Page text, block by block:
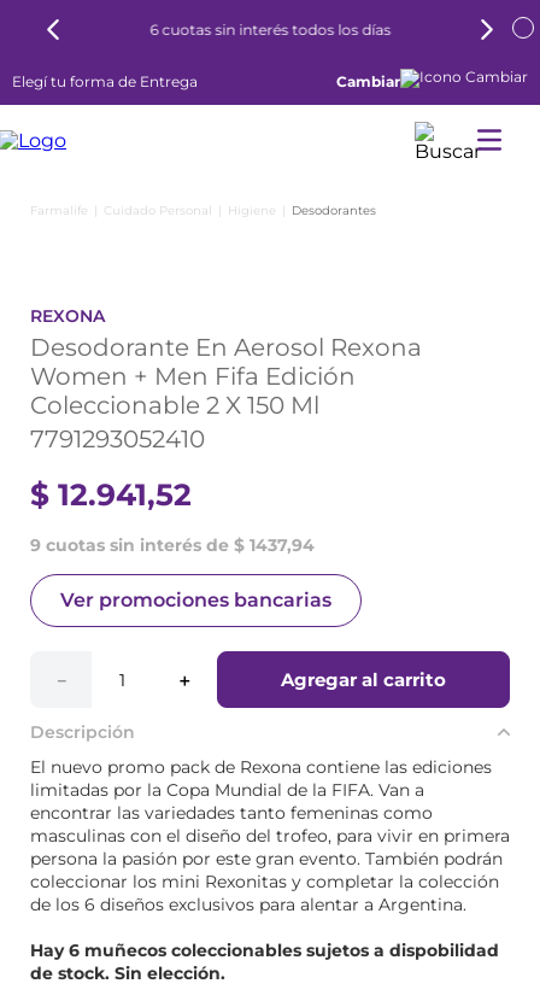
6 cuotas sin interés todos los días
Elegí tu forma de Entrega Cambiar
Cuidado Personal Higiene Desodorantes
REXONA
Desodorante En Aerosol Rexona
Women + Men Fifa Edición
Coleccionable 2 X 150 Ml
7791293052410
$ 12.941,52
9 cuotas sin interés de $ 1437,94
Ver promociones bancarias
＋
－ Agregar al carrito
Descripción
El nuevo promo pack de Rexona contiene las ediciones
limitadas por la Copa Mundial de la FIFA. Van a
encontrar las variedades tanto femeninas como
masculinas con el diseño del trofeo, para vivir en primera
persona la pasión por este gran evento. También podrán
coleccionar los mini Rexonitas y completar la colección
de los 6 diseños exclusivos para alentar a Argentina.
Hay 6 muñecos coleccionables sujetos a dispobilidad
de stock. Sin elección.